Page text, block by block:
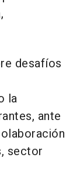
desafíos
la
ante
sector